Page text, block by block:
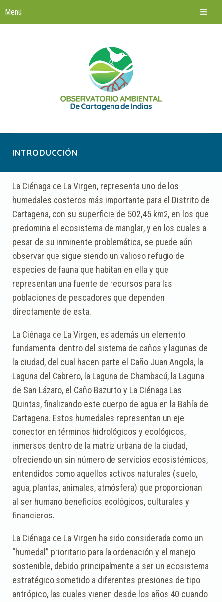
INTRODUCCIÓN
La Ciénaga de La Virgen, representa uno de los
humedales costeros más importante para el Distrito de
Cartagena, con su superficie de 502,45 km2, en los que
predomina el ecosistema de manglar, y en los cuales a
pesar de su inminente problemática, se puede aún
observar que sigue siendo un valioso refugio de
especies de fauna que habitan en ella y que
representan una fuente de recursos para las
poblaciones de pescadores que dependen
directamente de esta.
La Ciénaga de La Virgen, es además un elemento
fundamental dentro del sistema de caños y lagunas de
la ciudad, del cual hacen parte el Caño Juan Angola, la
Laguna del Cabrero, la Laguna de Chambacú, la Laguna
de San Lázaro, el Caño Bazurto y La Ciénaga Las
Quintas, finalizando este cuerpo de agua en la Bahía de
Cartagena. Estos humedales representan un eje
conector en términos hidrológicos y ecológicos,
inmersos dentro de la matriz urbana de la ciudad,
ofreciendo un sin número de servicios ecosistémicos,
entendidos como aquellos activos naturales (suelo,
agua, plantas, animales, atmósfera) que proporcionan
al ser humano beneficios ecológicos, culturales y
financieros.
La Ciénaga de La Virgen ha sido considerada como un
“humedal” prioritario para la ordenación y el manejo
sostenible, debido principalmente a ser un ecosistema
estratégico sometido a diferentes presiones de tipo
antrópico, las cuales vienen desde los años 40 cuando